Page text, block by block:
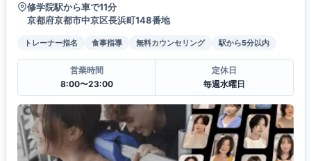
修学院駅から車で11分
京都府京都市中京区長浜町148番地
トレーナー指名 食事指導 無料カウンセリング 駅から5分以内
営業時間
8:00〜23:00
定休日
毎週水曜日